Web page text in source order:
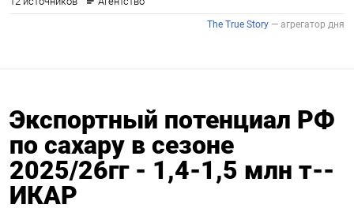
Экспортный потенциал РФ
по сахару в сезоне
2025/26гг - 1,4-1,5 млн т--
ИКАР